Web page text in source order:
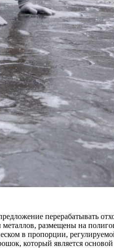
перерабатывать
размещены на
в пропорции,
который является